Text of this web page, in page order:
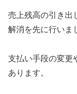
売上残高の引き出
解消を先に行いま
支払い手段の変更
あります。